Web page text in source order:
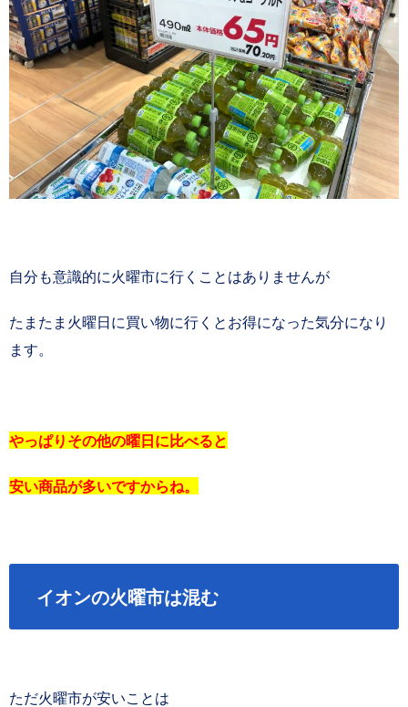
自分も意識的に火曜市に行くことはありませんが
たまたま火曜日に買い物に行くとお得になった気分になり
ます。
やっぱりその他の曜日に比べると
安い商品が多いですからね。
イオンの火曜市は混む
ただ火曜市が安いことは